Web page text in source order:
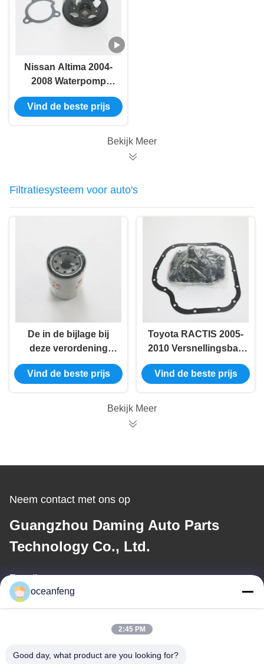
Nissan Altima 2004-
2008 Waterpomp
21010-6N226/B1010-
6N21A/GWN-86A
Vind de beste prijs
Bekijk Meer
Filtratiesysteem voor auto's
De in de bijlage bij
deze verordening
opgenomen
voorwaarden zijn van
de bijlage bij deze
Vind de beste prijs
Toyota RACTIS 2005-
2010 Versnellingsbak
Filter Mesh 35330-
K4100/35330-52031
Vind de beste prijs
Bekijk Meer
Neem contact met ons op
Guangzhou Daming Auto Parts
Technology Co., Ltd.
E-mail
oceanfeng
2:45 PM
Good day, what product are you looking for?